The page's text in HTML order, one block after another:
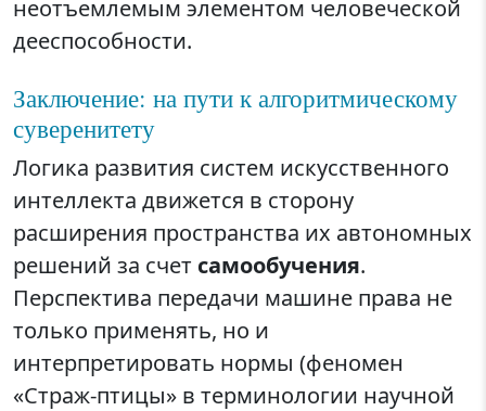
неотъемлемым элементом человеческой
дееспособности.
Заключение: на пути к алгоритмическому
суверенитету
Логика развития систем искусственного
интеллекта движется в сторону
расширения пространства их автономных
решений за счет самообучения.
Перспектива передачи машине права не
только применять, но и
интерпретировать нормы (феномен
«Страж-птицы» в терминологии научной